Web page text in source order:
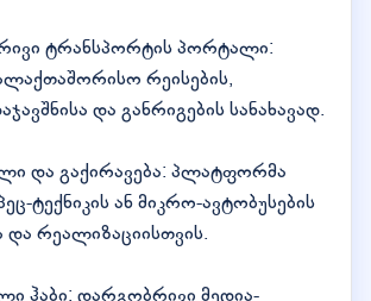
ტრანსპორტის პორტალი:
რეისების,
და განრიგების სანახავად.
და გაქირავება: პლატფორმა
ტექნიკის ან მიკრო-ავტობუსების
და რეალიზაციისთვის.
ჰაბი: დარგობრივი მედია-